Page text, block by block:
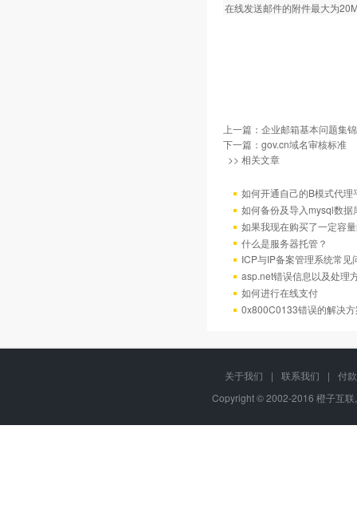
在线发送邮件的附件最大为
上一篇： 企业邮箱基本问题集锦
下一篇： gov.cn域名审核标准
>> 相关文章
如何开通自己的B模式代理
如何备份及导入mysql数据
如果我现在购买了一定容
什么是服务器托管？
ICP与IP备案管理系统常见
asp.net错误信息以及处理
如何进行在线支付
0x800C0133错误的解决
关于我们 | 联系我们 |
付
Copyright © 2002-2016 橙子互